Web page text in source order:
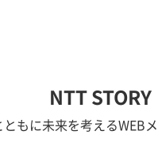
NTT STORY
もに未来を考えるWEBメ